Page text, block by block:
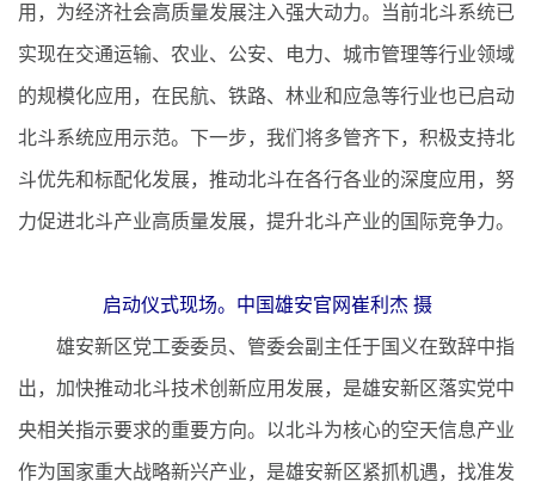
用，为经济社会高质量发展注入强大动力。当前北斗系统已
实现在交通运输、农业、公安、电力、城市管理等行业领域
的规模化应用，在民航、铁路、林业和应急等行业也已启动
北斗系统应用示范。下一步，我们将多管齐下，积极支持北
斗优先和标配化发展，推动北斗在各行各业的深度应用，努
力促进北斗产业高质量发展，提升北斗产业的国际竞争力。
启动仪式现场。中国雄安官网崔利杰 摄
雄安新区党工委委员、管委会副主任于国义在致辞中指
出，加快推动北斗技术创新应用发展，是雄安新区落实党中
央相关指示要求的重要方向。以北斗为核心的空天信息产业
作为国家重大战略新兴产业，是雄安新区紧抓机遇，找准发